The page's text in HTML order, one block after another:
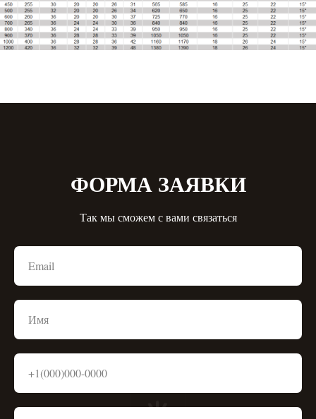
ФОРМА ЗАЯВКИ
Так мы сможем с вами связаться